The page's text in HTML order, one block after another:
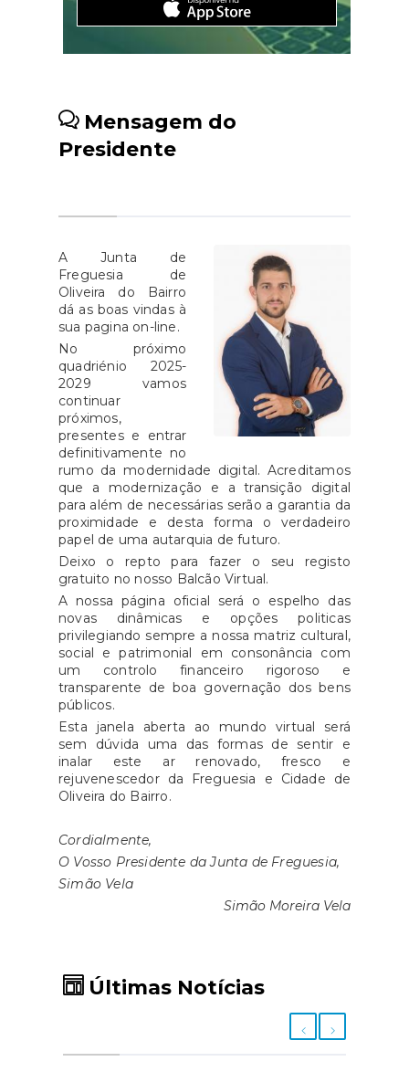
Mensagem do
Presidente
A Junta de
Freguesia de
Oliveira do Bairro
dá as boas vindas à
sua pagina on-line.
No próximo
quadriénio 2025-
2029 vamos
continuar
próximos,
presentes e entrar
definitivamente no
rumo da modernidade digital. Acreditamos
que a modernização e a transição digital
para além de necessárias serão a garantia da
proximidade e desta forma o verdadeiro
papel de uma autarquia de futuro.
Deixo o repto para fazer o seu registo
gratuito no nosso Balcão Virtual.
A nossa página oficial será o espelho das
novas dinâmicas e opções politicas
privilegiando sempre a nossa matriz cultural,
social e patrimonial em consonância com
um controlo financeiro rigoroso e
transparente de boa governação dos bens
públicos.
Esta janela aberta ao mundo virtual será
sem dúvida uma das formas de sentir e
inalar este ar renovado, fresco e
rejuvenescedor da Freguesia e Cidade de
Oliveira do Bairro.
Cordialmente,
O Vosso Presidente da Junta de Freguesia,
Simão Vela
Simão Moreira Vela
Últimas Notícias